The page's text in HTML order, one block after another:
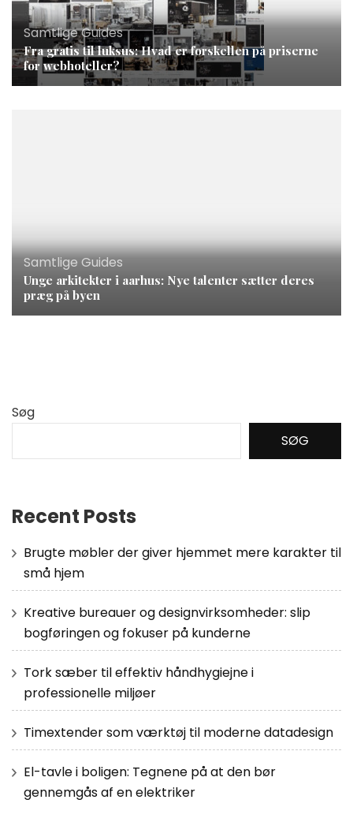
Samtlige Guides
Fra gratis til luksus: Hvad er forskellen på priserne
for webhoteller?
Samtlige Guides
Unge arkitekter i aarhus: Nye talenter sætter deres
præg på byen
Søg
SØG
Recent Posts
Brugte møbler der giver hjemmet mere karakter til
små hjem
Kreative bureauer og designvirksomheder: slip
bogføringen og fokuser på kunderne
Tork sæber til effektiv håndhygiejne i
professionelle miljøer
Timextender som værktøj til moderne datadesign
El-tavle i boligen: Tegnene på at den bør
gennemgås af en elektriker